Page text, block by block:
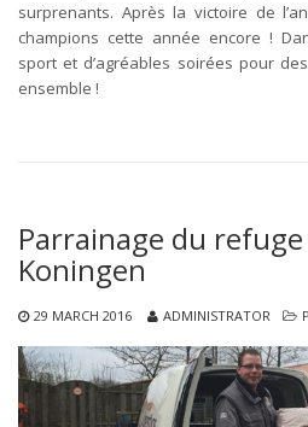
surprenants. Après la victoire de
champions cette année encore !
sport et d’agréables soirées pour
ensemble !
Parrainage du
Koningen
29 MARCH 2016 ADMINISTRATOR